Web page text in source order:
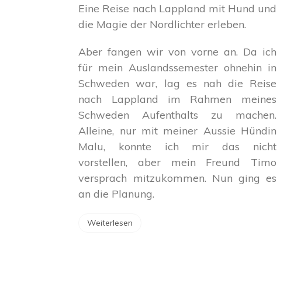
Eine Reise nach Lappland mit Hund und
die Magie der Nordlichter erleben.
Aber fangen wir von vorne an. Da ich
für mein Auslandssemester ohnehin in
Schweden war, lag es nah die Reise
nach Lappland im Rahmen meines
Schweden Aufenthalts zu machen.
Alleine, nur mit meiner Aussie Hündin
Malu, konnte ich mir das nicht
vorstellen, aber mein Freund Timo
versprach mitzukommen. Nun ging es
an die Planung.
Weiterlesen